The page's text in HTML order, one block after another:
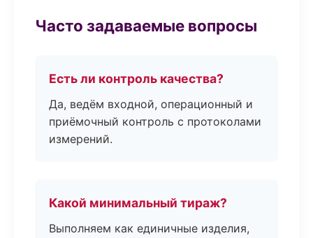
Часто задаваемые вопросы
Есть ли контроль качества?
Да, ведём входной, операционный и
приёмочный контроль с протоколами
измерений.
Какой минимальный тираж?
Выполняем как единичные изделия,